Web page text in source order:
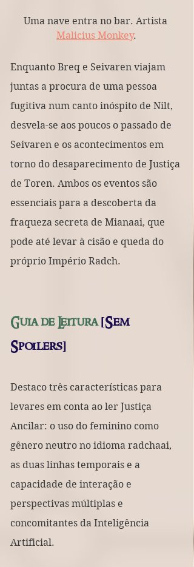
Uma nave entra no bar. Artista
Malicius Monkey.
Enquanto Breq e Seivaren viajam
juntas a procura de uma pessoa
fugitiva num canto inóspito de Nilt,
desvela-se aos poucos o passado de
Seivaren e os acontecimentos em
torno do desaparecimento de Justiça
de Toren. Ambos os eventos são
essenciais para a descoberta da
fraqueza secreta de Mianaai, que
pode até levar à cisão e queda do
próprio Império Radch.
Guia de Leitura [Sem
Spoilers]
Destaco três características para
levares em conta ao ler Justiça
Ancilar: o uso do feminino como
gênero neutro no idioma radchaai,
as duas linhas temporais e a
capacidade de interação e
perspectivas múltiplas e
concomitantes da Inteligência
Artificial.